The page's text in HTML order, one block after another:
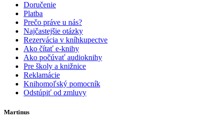
Doručenie
Platba
Prečo práve u nás?
Najčastejšie otázky
Rezervácia v kníhkupectve
Ako čítať e-knihy
Ako počúvať audioknihy
Pre školy a knižnice
Reklamácie
Knihomoľský pomocník
Odstúpiť od zmluvy
Martinus